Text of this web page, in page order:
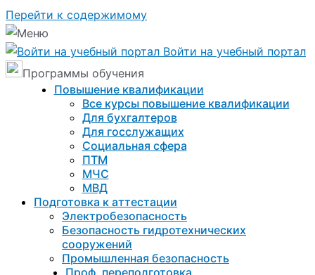
Перейти к содержимому
Войти на учебный портал
Программы обучения
Повышение квалификации
Все курсы повышение квалификации
Для бухгалтеров
Для госслужащих
Социальная сфера
ПТМ
МЧС
МВД
Подготовка к aттестации
Электробезопасность
Безопасность гидротехнических
сооружений
Промышленная безопасность
Проф. переподготовка